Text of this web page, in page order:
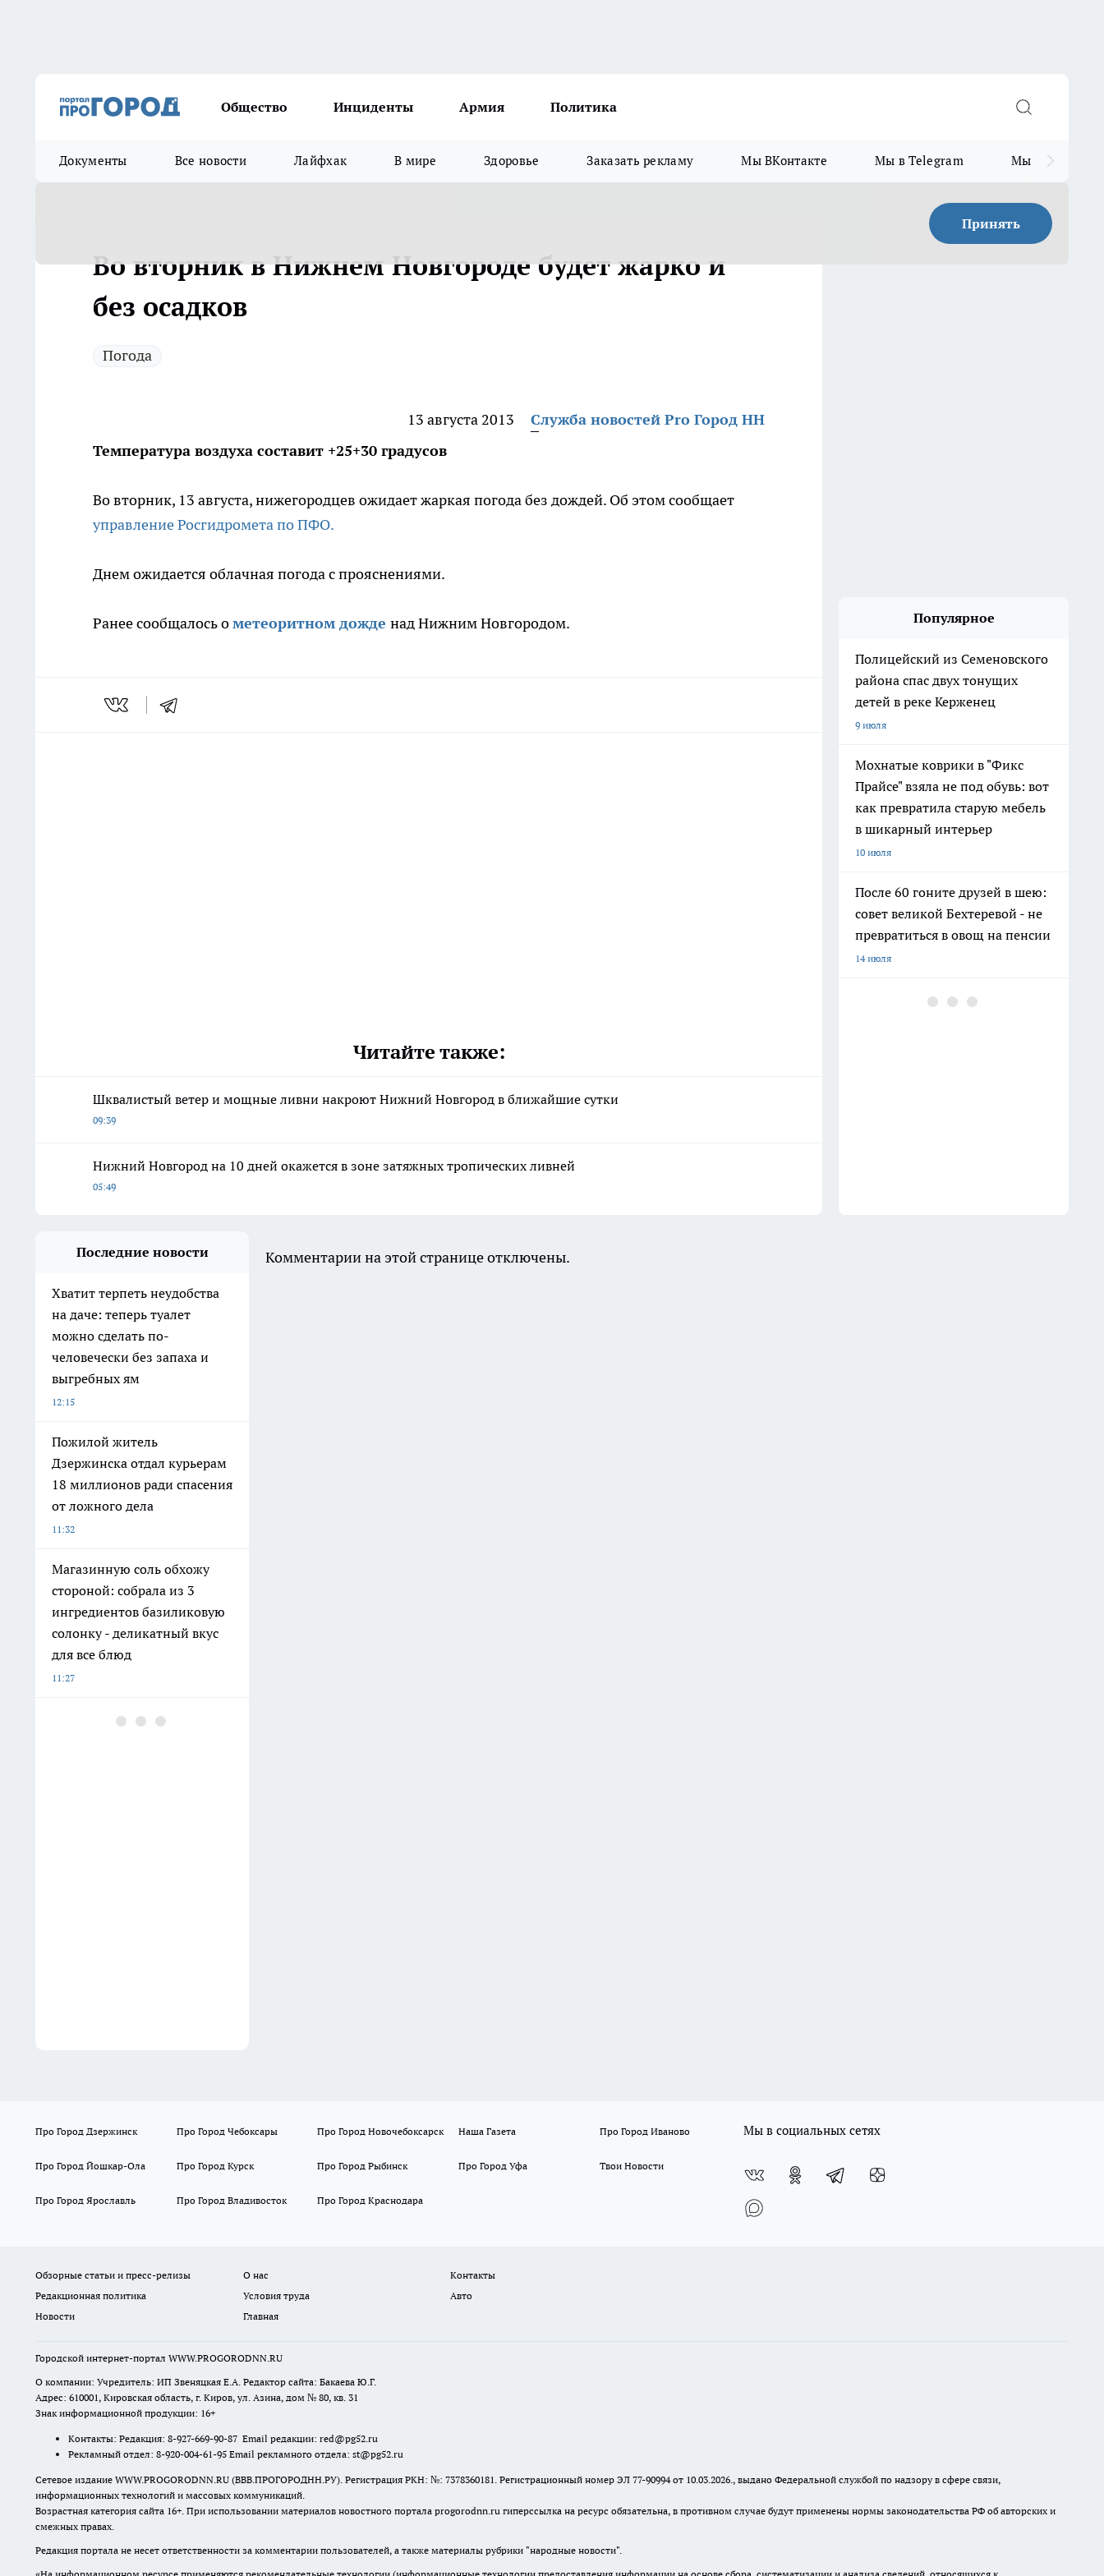
Общество Инциденты Армия Политика
Документы Все новости Лайфхак В мире Здоровье Заказать рекламу Мы ВКонтакте Мы в Telegram Мы в MAX
Принять
Во вторник в Нижнем Новгороде будет жарко и
без осадков
Погода
13 августа 2013
Служба новостей Pro Город НН
Температура воздуха составит +25+30 градусов
Во вторник, 13 августа, нижегородцев ожидает жаркая погода без дождей. Об этом сообщает
управление Росгидромета по ПФО.
Днем ожидается облачная погода с прояснениями.
Ранее сообщалось ометеоритном дожде над Нижним Новгородом.
Читайте также:
Шквалистый ветер и мощные ливни накроют Нижний Новгород в ближайшие сутки
09:39
Нижний Новгород на 10 дней окажется в зоне затяжных тропических ливней
05:49
Популярное
Полицейский из Семеновского
района спас двух тонущих
детей в реке Керженец
9 июля
Мохнатые коврики в "Фикс
Прайсе" взяла не под обувь: вот
как превратила старую мебель
в шикарный интерьер
10 июля
После 60 гоните друзей в шею:
совет великой Бехтеревой - не
превратиться в овощ на пенсии
14 июля
Гигант с нежной душой: как
Последние новости
Хватит терпеть неудобства
на даче: теперь туалет
можно сделать по-
человечески без запаха и
выгребных ям
12:15
Пожилой житель
Дзержинска отдал курьерам
18 миллионов ради спасения
от ложного дела
11:32
Магазинную соль обхожу
стороной: собрала из 3
ингредиентов базиликовую
солонку - деликатный вкус
для все блюд
11:27
Пьяная компания устроила
Комментарии на этой странице отключены.
Про Город Дзержинск Про Город Чебоксары Про Город Новочебоксарск Наша Газета Про Город Иваново
Про Город Йошкар-Ола Про Город Курск Про Город Рыбинск Про Город Уфа Твои Новости
Про Город Ярославль Про Город Владивосток Про Город Краснодара
Мы в социальных сетях
Обзорные статьи и пресс-релизы О нас
Контакты
Редакционная политика
Условия труда
Авто
Новости
Главная
Городской интернет-портал WWW.PROGORODNN.RU
О компании: Учредитель: ИП Звеняцкая Е.А. Редактор сайта: Бакаева Ю.Г.
Адрес: 610001, Кировская область, г. Киров, ул. Азина, дом № 80, кв. 31
Знак информационной продукции: 16+
Контакты: Редакция: 8-927-669-90-87 Email редакции: red@pg52.ru
Рекламный отдел: 8-920-004-61-95 Email рекламного отдела: st@pg52.ru
Сетевое издание WWW.PROGORODNN.RU (ВВВ.ПРОГОРОДНН.РУ). Регистрация РКН: №: 7378360181. Регистрационный номер ЭЛ 77-90994 от 10.03.2026., выдано Федеральной службой по надзору в сфере связи,
информационных технологий и массовых коммуникаций.
Возрастная категория сайта 16+. При использовании материалов новостного портала progorodnn.ru гиперссылка на ресурс обязательна, в противном случае будут применены нормы законодательства РФ об авторских и
смежных правах.
Редакция портала не несет ответственности за комментарии пользователей, а также материалы рубрики "народные новости".